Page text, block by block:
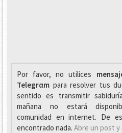
Por favor, no utilices
Telegrαm para resolver tus
sentido es transmitir
mañana no estará
comunidad en internet. De
encontrado nada. Abre un post